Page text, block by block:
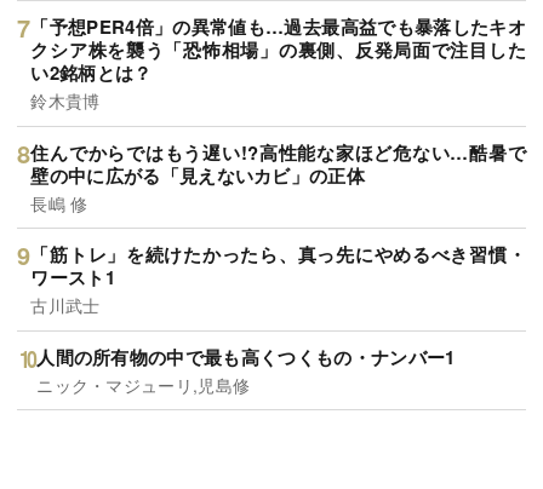
「予想PER4倍」の異常値も…過去最高益でも暴落したキオ
クシア株を襲う「恐怖相場」の裏側、反発局面で注目した
い2銘柄とは？
鈴木貴博
住んでからではもう遅い!?高性能な家ほど危ない…酷暑で
壁の中に広がる「見えないカビ」の正体
長嶋 修
「筋トレ」を続けたかったら、真っ先にやめるべき習慣・
ワースト1
古川武士
人間の所有物の中で最も高くつくもの・ナンバー1
ニック・マジューリ,児島修